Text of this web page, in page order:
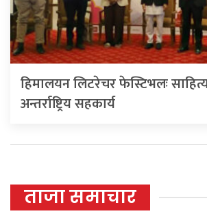
हिमालयन लिटरेचर फेस्टिभलः
अन्तर्राष्ट्रिय सहकार्य
ताजा समाचार